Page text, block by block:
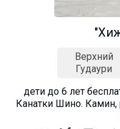
Верхний
Гудаури
дети до 6 лет
Канатки Шино. Камин,